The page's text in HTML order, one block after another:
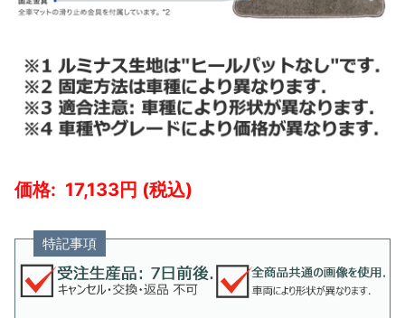
17,133
特記事項